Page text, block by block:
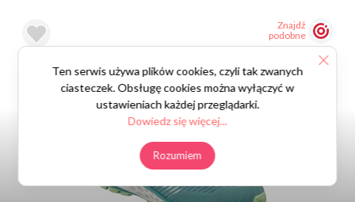
Znajdź
podobne
Ten serwis używa plików cookies, czyli tak zwanych
ciasteczek. Obsługę cookies można wyłączyć w
ustawieniach każdej przeglądarki.
Dowiedz się więcej...
Rozumiem